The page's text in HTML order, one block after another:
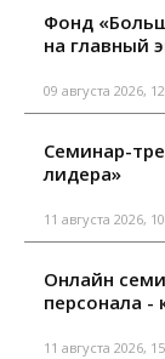
Фонд
на главный
09 августа 2026,
Семинар-
лидера»
11 августа 2026,
Онлайн
персонала -
11 августа 2026,